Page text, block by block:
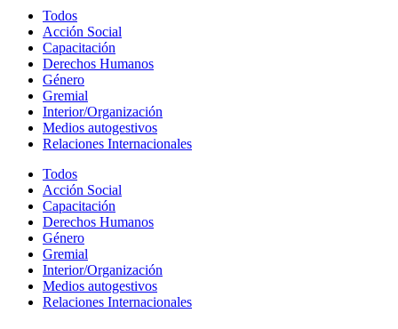
Todos
Acción Social
Capacitación
Derechos Humanos
Género
Gremial
Interior/Organización
Medios autogestivos
Relaciones Internacionales
Todos
Acción Social
Capacitación
Derechos Humanos
Género
Gremial
Interior/Organización
Medios autogestivos
Relaciones Internacionales